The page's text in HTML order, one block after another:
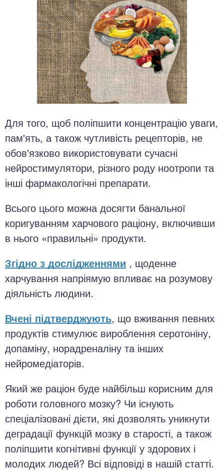
Для того, щоб поліпшити концентрацію уваги,
пам'ять, а також чутливість рецепторів, не
обов'язково використовувати сучасні
нейростимулятори, різного роду ноотропи та
інші фармакологічні препарати.
Всього цього можна досягти банальної
коригуванням харчового раціону, включивши
в нього «правильні» продукти.
Згідно з дослідженнями , щоденне
харчування напріямую впливає на розумову
діяльність людини.
Вчені підтверджують, що вживання певних
продуктів стимулює вироблення серотоніну,
допаміну, норадреналіну та інших
нейромедіаторів.
Який же раціон буде найбільш корисним для
роботи головного мозку? Чи існують
спеціалізовані дієти, які дозволять уникнути
деградації функцій мозку в старості, а також
поліпшити когнітивні функції у здорових і
молодих людей? Всі відповіді в нашій статті.